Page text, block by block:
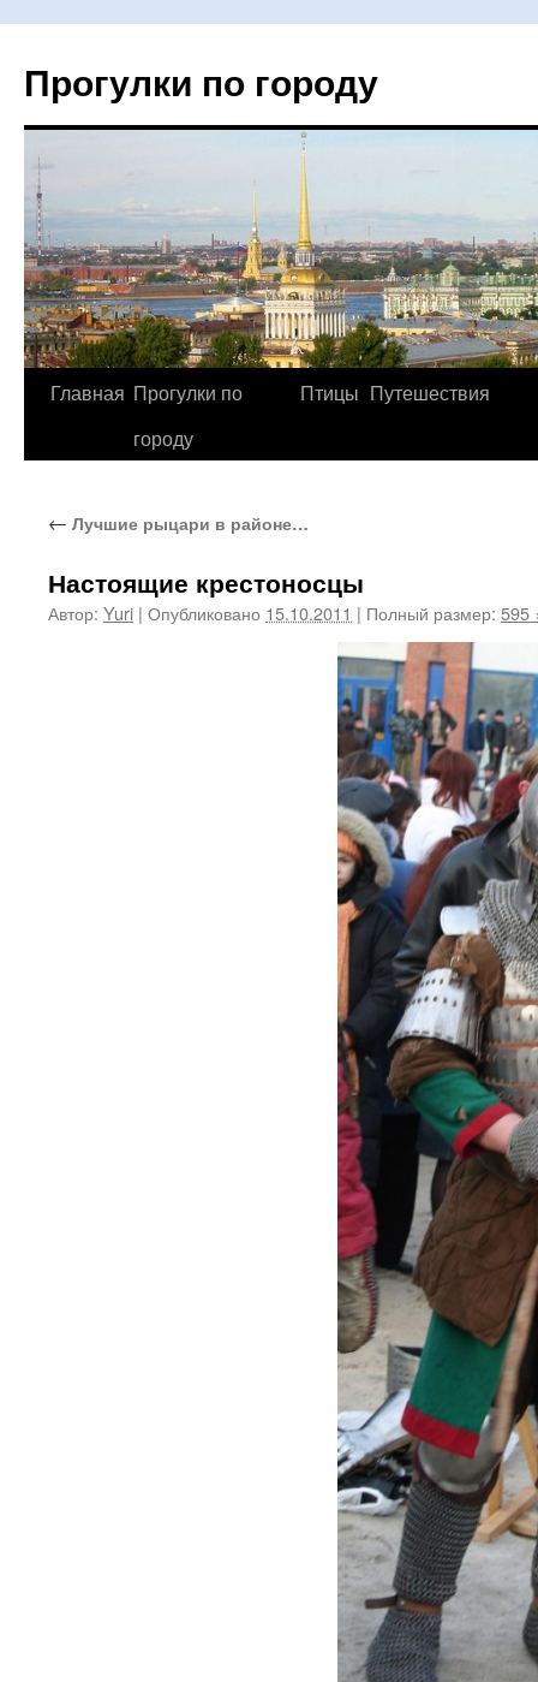
Прогулки по городу
Перейти
Главная Прогулки по
городу
Птицы Путешествия
← Лучшие рыцари в районе…
Настоящие крестоносцы
Автор: Yuri | Опубликовано 15.10.2011 | Полный размер: 595